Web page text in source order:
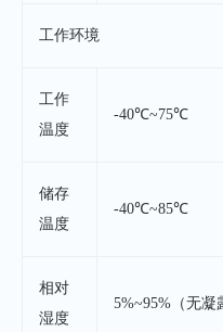
工作环境
工作
温度
-40℃~75℃
储存
温度
-40℃~85℃
相对
湿度
5%~95%（无凝